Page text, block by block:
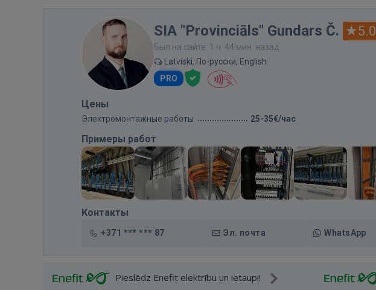
SIA "Provinciāls" Gundars Č. 5.0
Был на сайте: 1 ч. 44 мин. назад
Latviski, По-русски, English
PRO
Цены
Электромонтажные работы 25-35€/час
Примеры работ
Контакты
+371 *** *** 87 Эл. почта WhatsApp
Pieslēdz Enefit elektrību un ietaupi!